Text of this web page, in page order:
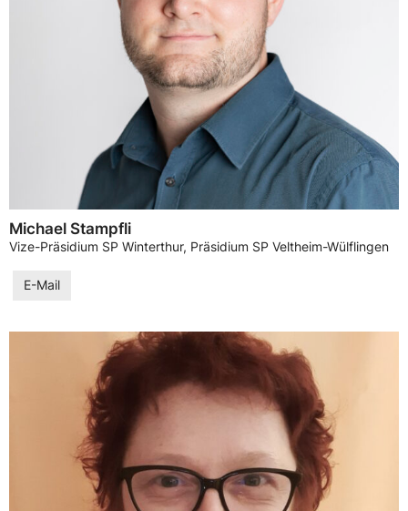
Michael Stampfli
Vize-Präsidium SP Winterthur, Präsidium SP Veltheim-Wülflingen
E-Mail